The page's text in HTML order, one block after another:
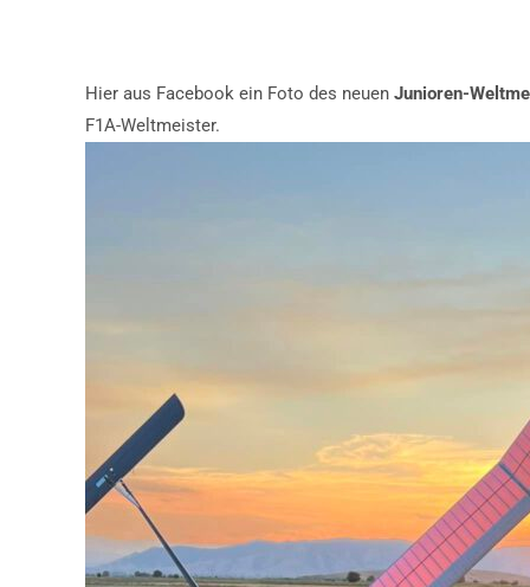
Hier aus Facebook ein Foto des neuen Junioren-
F1A-Weltmeister.